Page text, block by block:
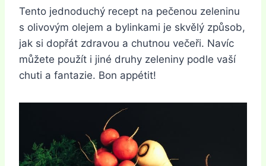
Tento jednoduchý recept na pečenou zeleninu
s olivovým olejem a bylinkami je skvělý způsob,
jak si dopřát zdravou a chutnou večeři. Navíc
můžete použít i jiné druhy zeleniny podle vaší
chuti a fantazie. Bon appétit!